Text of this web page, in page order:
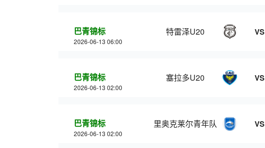
巴青锦标
2026-06-13 06:00
特雷泽U20 VS
巴青锦标
2026-06-13 02:00
塞拉多U20 VS
巴青锦标
2026-06-13 02:00
里奥克莱尔青年队 VS